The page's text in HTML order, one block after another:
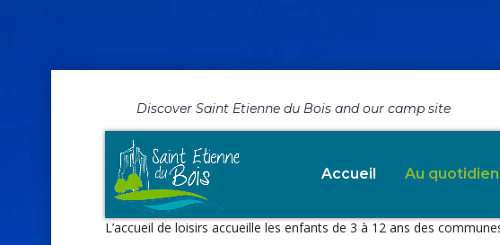
Discover Saint Etienne du Bois and our camp site
Accueil Au quotidien
"Les Pitchounes"
L’accueil de loisirs accueille les enfants de 3 à 12 ans des